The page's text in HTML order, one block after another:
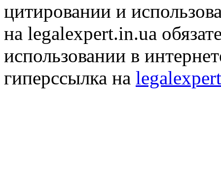
цитировании и
на legalexpert.in.ua
использовании в
гиперссылка на